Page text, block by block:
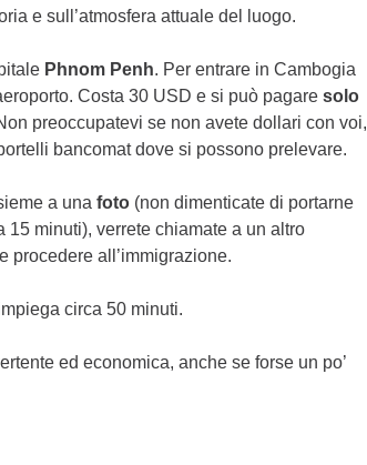
e sull’atmosfera attuale del luogo.
Phnom Penh. Per entrare in Cambogia
Costa 30 USD e si può pagaresolo
preoccupatevi se non avete dollari con voi,
bancomat dove si possono prelevare.
a una foto (non dimenticate di portarne
minuti), verrete chiamate a un altro
procedere all’immigrazione.
circa 50 minuti.
ed economica, anche se forse un po’